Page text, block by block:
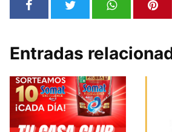
Entradas